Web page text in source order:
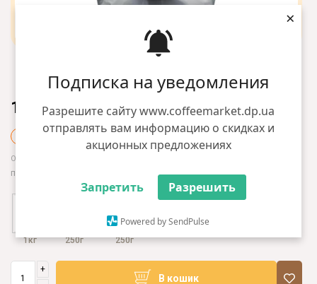
Подписка на уведомления
Разрешите сайту www.coffeemarket.dp.ua
отправлять вам информацию о скидках и
акционных предложениях
Запретить Разрешить
Powered by SendPulse
×
1302.00 грн
+13 грн бонусів
Оптом:
при загальній сумі замовлення від 5000 грн
1кг 250г 250г
+
В кошик